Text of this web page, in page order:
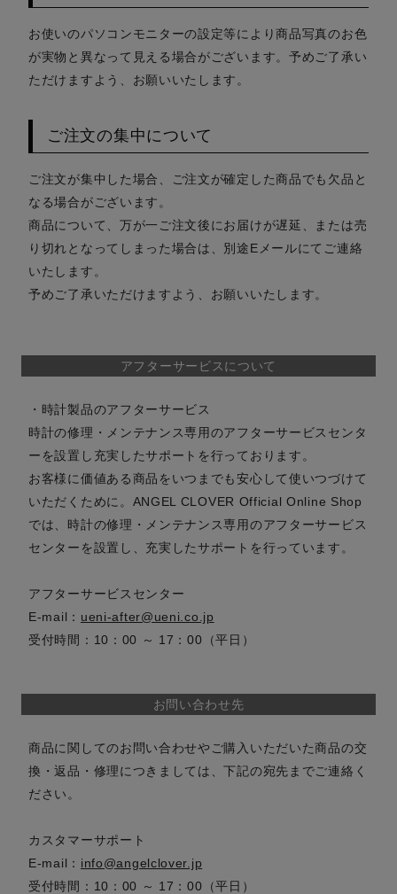
お使いのパソコンモニターの設定等により商品写真のお色
が実物と異なって見える場合がございます。予めご了承い
ただけますよう、お願いいたします。
ご注文の集中について
ご注文が集中した場合、ご注文が確定した商品でも欠品と
なる場合がございます。
商品について、万が一ご注文後にお届けが遅延、または売
り切れとなってしまった場合は、別途Eメールにてご連絡
いたします。
予めご了承いただけますよう、お願いいたします。
アフターサービスについて
・時計製品のアフターサービス
時計の修理・メンテナンス専用のアフターサービスセンタ
ーを設置し充実したサポートを行っております。
お客様に価値ある商品をいつまでも安心して使いつづけて
いただくために。ANGEL CLOVER Official Online Shop
では、時計の修理・メンテナンス専用のアフターサービス
センターを設置し、充実したサポートを行っています。
アフターサービスセンター
E-mail： ueni-after@ueni.co.jp
受付時間：10：00 ～ 17：00（平日）
お問い合わせ先
商品に関してのお問い合わせやご購入いただいた商品の交
換・返品・修理につきましては、下記の宛先までご連絡く
ださい。
カスタマーサポート
E-mail： info@angelclover.jp
受付時間：10：00 ～ 17：00（平日）